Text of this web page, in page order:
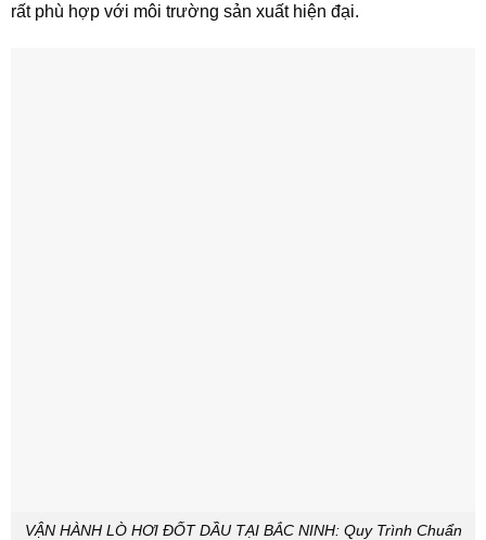
rất phù hợp với môi trường sản xuất hiện đại.
VẬN HÀNH LÒ HƠI ĐỐT DẦU TẠI BẮC NINH: Quy Trình Chuẩn